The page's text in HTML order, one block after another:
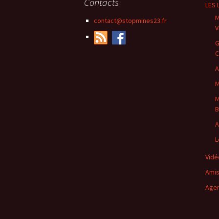
LES
contact@stopmines23.fr